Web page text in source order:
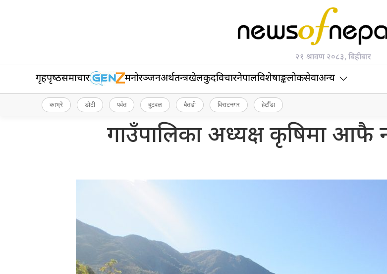
२१ श्रावण २०८३, बिहीबार
गृहपृष्‍ठसमाचार मनोरञ्जनअर्थतन्त्रखेलकुदविचारनेपालविशेषाङ्कलोकसेवाअन्य
काभ्रे डोटी पर्वत बुटवल बैतडी विराटनगर हेटौँडा
गाउँपालिका अध्यक्ष कृषिमा आफै